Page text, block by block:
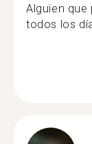
Alguien
todos los